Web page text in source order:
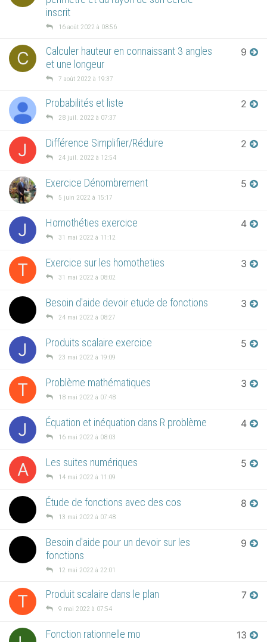
inscrit
16 août 2022 à 08:56
C
Calculer hauteur en connaissant 3 angles
et une longeur
7 août 2022 à 19:37
9
Probabilités et liste
28 juil. 2022 à 07:37
2
J Différence Simplifier/Réduire
24 juil. 2022 à 12:54
2
Exercice Dénombrement
5 juin 2022 à 15:17
5
J Homothéties exercice
31 mai 2022 à 11:12
4
T Exercice sur les homotheties
31 mai 2022 à 08:02
3
Besoin d'aide devoir etude de fonctions
24 mai 2022 à 08:27
3
J Produits scalaire exercice
23 mai 2022 à 19:09
5
T Problème mathématiques
18 mai 2022 à 07:48
3
J Équation et inéquation dans R problème
16 mai 2022 à 08:03
4
A Les suites numériques
14 mai 2022 à 11:09
5
Étude de fonctions avec des cos
13 mai 2022 à 07:48
8
Besoin d'aide pour un devoir sur les
fonctions
12 mai 2022 à 22:01
9
T Produit scalaire dans le plan
9 mai 2022 à 07:54
7
Fonction rationnelle mo 13